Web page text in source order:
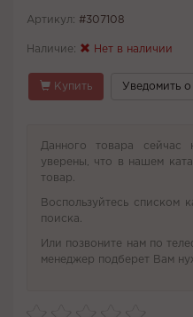
Артикул: #307108
Наличие: Нет в наличии
Купить Уведомить
Данного товара
уверены, что в нашем
товар.
Воспользуйтесь списком
поиска.
Или позвоните нам по
менеджер подберет Вам